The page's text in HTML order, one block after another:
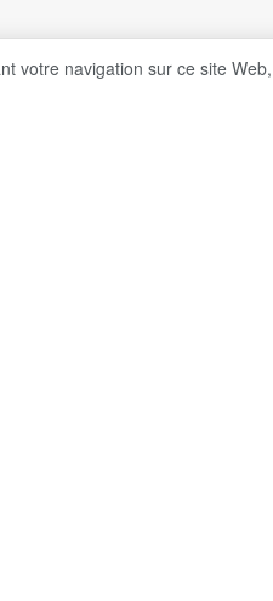
votre navigation sur ce site